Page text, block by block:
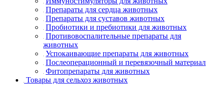
Препараты для сердца животных
Препараты для суставов животных
Пробиотики и пребиотики для животных
Противовоспалительные препараты для
животных
Успокаивающие препараты для животных
Послеоперационный и перевязочный материал
Фитопрепараты для животных
Товары для сельхоз животных